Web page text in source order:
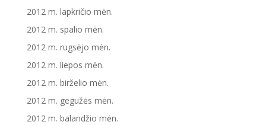
2012 m. lapkričio mėn.
2012 m. spalio mėn.
2012 m. rugsėjo mėn.
2012 m. liepos mėn.
2012 m. birželio mėn.
2012 m. gegužės mėn.
2012 m. balandžio mėn.